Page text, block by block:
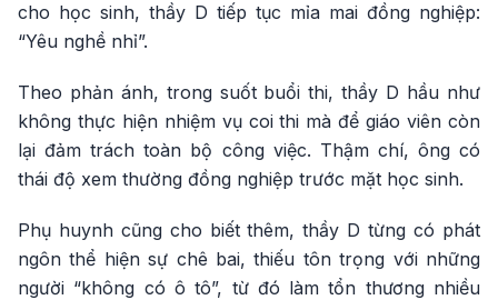
cho học sinh, thầy D tiếp tục mỉa mai đồng nghiệp:
“Yêu nghề nhỉ”.
Theo phản ánh, trong suốt buổi thi, thầy D hầu như
không thực hiện nhiệm vụ coi thi mà để giáo viên còn
lại đảm trách toàn bộ công việc. Thậm chí, ông có
thái độ xem thường đồng nghiệp trước mặt học sinh.
Phụ huynh cũng cho biết thêm, thầy D từng có phát
ngôn thể hiện sự chê bai, thiếu tôn trọng với những
người “không có ô tô”, từ đó làm tổn thương nhiều